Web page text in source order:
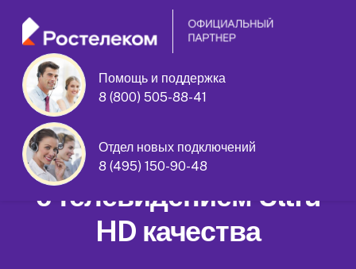
Помощь и поддержка
8 (800) 505-88-41
Отдел новых подключений
8 (495) 150-90-48
Ярославское шоссе дом 129
Домашний интернет
с телевидением Ultra
HD качества